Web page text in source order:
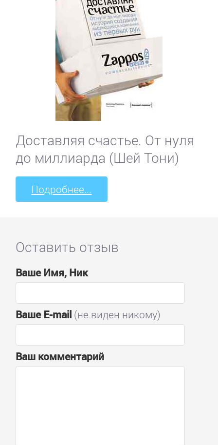
Доставляя счастье. От нуля
до миллиарда (Шей Тони)
Подробнее...
Оставить отзыв
Ваше Имя, Ник
Ваше E-mail(не виден никому)
Ваш комментарий